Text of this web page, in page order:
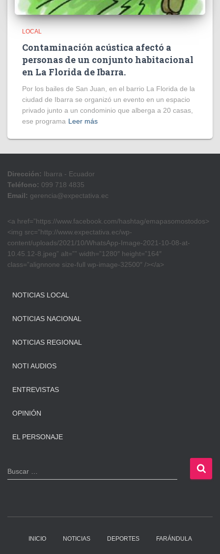
LOCAL
Contaminación acústica afectó a
personas de un conjunto habitacional
en La Florida de Ibarra.
Por los bailes de San Juan, en el barrio La Florida de la
ciudad de Ibarra se organizó un evento en un espacio
privado junto a un condominio que alberga a 20 casas,
ese programa Leer más
Dirección: Ibarra - Ecuador
Teléfono: 099 718 4835
Email: gerencia@expectativa.ec
<a href=”https://www.facebook.com/hashtag/emapasomostodos>
<img src=”http://www.expectativa.ec/wp-
content/uploads/2021/10/WhatsApp-Image-2021-10-08-at-
10.45.12-8.jpeg” alt=”” width=”1280″ height=”164″
class=”alignnone size-full wp-image-32500″ /></a>
NOTICIAS LOCAL
NOTICIAS NACIONAL
NOTICIAS REGIONAL
NOTI AUDIOS
ENTREVISTAS
OPINIÓN
EL PERSONAJE
B
u
Buscar …
INICIO NOTICIAS DEPORTES FARÁNDULA